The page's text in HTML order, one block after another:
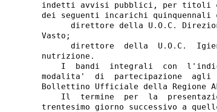
indetti avvisi pubblici, per titoli
dei seguenti incarichi
direttore della U.O.C.
Vasto;
direttore  della  U.O.C.
nutrizione.
I  bandi  integrali  con
modalita'  di  partecipazione
Bollettino Ufficiale della Regione
Il  termine  per  la
trentesimo giorno successivo a